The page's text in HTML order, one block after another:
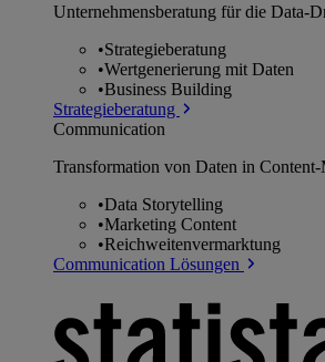
Unternehmens­beratung für die Data-
•Strategieberatung
•Wertgenerierung mit Daten
•Business Building
Strategieberatung
Communication
Transformation von Daten in
•Data Storytelling
•Marketing Content
•Reichweitenvermarktung
Communication Lösungen